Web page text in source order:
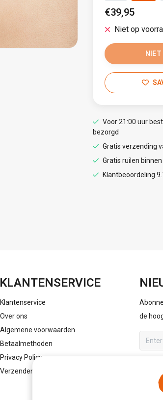
€39,95
Niet op
NIET
Voor 21:00 uur
bezorgd
Gratis verzending
Gratis ruilen
Klantbeoordeling
KLANTENSERVICE
Klantenservice
Over ons
Algemene voorwaarden
Betaalmethoden
Privacy Policy
Verzenden & retourneren
de